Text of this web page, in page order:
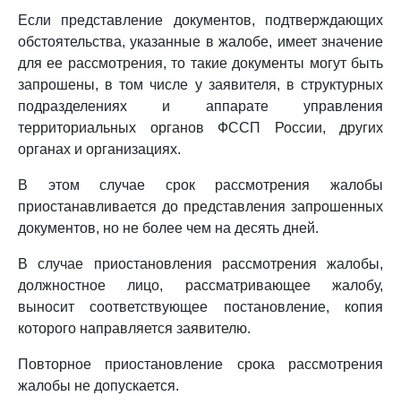
Если представление документов, подтверждающих
обстоятельства, указанные в жалобе, имеет значение
для ее рассмотрения, то такие документы могут быть
запрошены, в том числе у заявителя, в структурных
подразделениях и аппарате управления
территориальных органов ФССП России, других
органах и организациях.
В этом случае срок рассмотрения жалобы
приостанавливается до представления запрошенных
документов, но не более чем на десять дней.
В случае приостановления рассмотрения жалобы,
должностное лицо, рассматривающее жалобу,
выносит соответствующее постановление, копия
которого направляется заявителю.
Повторное приостановление срока рассмотрения
жалобы не допускается.